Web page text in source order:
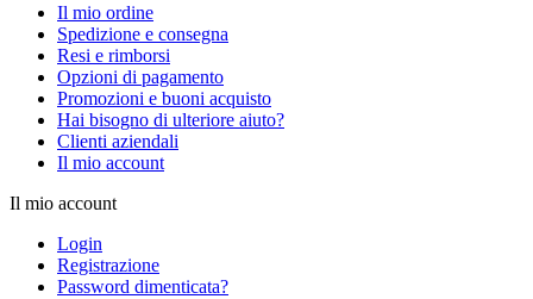
Il mio ordine
Spedizione e consegna
Resi e rimborsi
Opzioni di pagamento
Promozioni e buoni acquisto
Hai bisogno di ulteriore aiuto?
Clienti aziendali
Il mio account
Il mio account
Login
Registrazione
Password dimenticata?